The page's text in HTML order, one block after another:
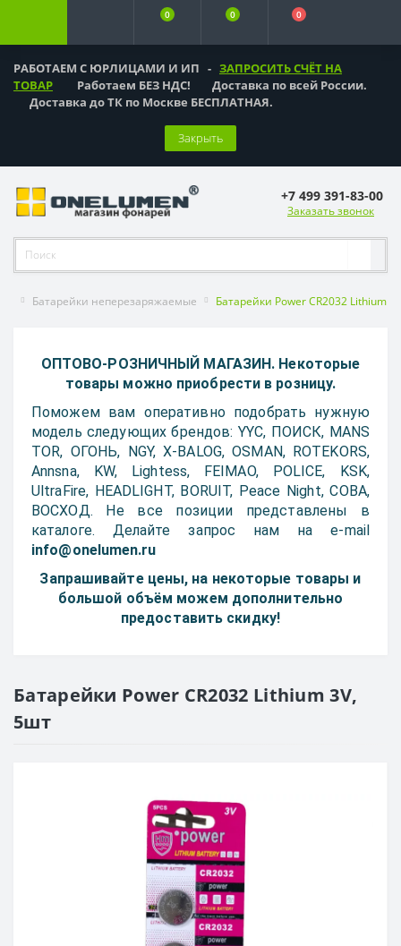
РАБОТАЕМ С ЮРЛИЦАМИ И ИП - ЗАПРОСИТЬ СЧЁТ НА
ТОВАР Работаем БЕЗ НДС! Доставка по всей России.
Доставка до ТК по Москве БЕСПЛАТНАЯ.
Закрыть
0 0 0
+7 499 391-83-00
Заказать звонок
Батарейки неперезаряжаемые Батарейки Power CR2032 Lithium
ОПТОВО-РОЗНИЧНЫЙ МАГАЗИН. Некоторые
товары можно приобрести в розницу.
Поможем вам оперативно подобрать нужную
модель следующих брендов: YYC, ПОИСК, MANS
TOR, ОГОНЬ, NGY, X-BALOG, OSMAN, ROTEKORS,
Annsna, KW, Lightess, FEIMAO, POLICE, KSK,
UltraFire, HEADLIGHT, BORUIT, Peace Night, COBA,
ВОСХОД. Не все позиции представлены в
каталоге. Делайте запрос нам на e-mail
info@onelumen.ru
Запрашивайте цены, на некоторые товары и
большой объём можем дополнительно
предоставить скидку!
Батарейки Power CR2032 Lithium 3V,
5шт